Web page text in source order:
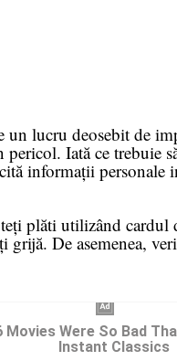
lucru deosebit de
Iată ce
informații
plăti utilizând cardul
De asemenea,